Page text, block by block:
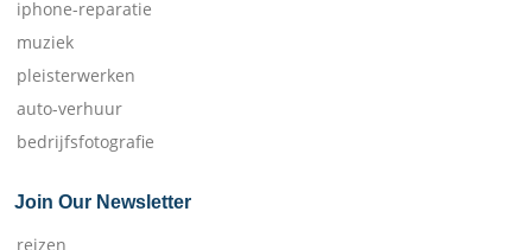
iphone-reparatie
muziek
pleisterwerken
auto-verhuur
bedrijfsfotografie
Join Our Newsletter
reizen